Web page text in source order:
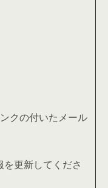
クの付いたメール
更新してくださ